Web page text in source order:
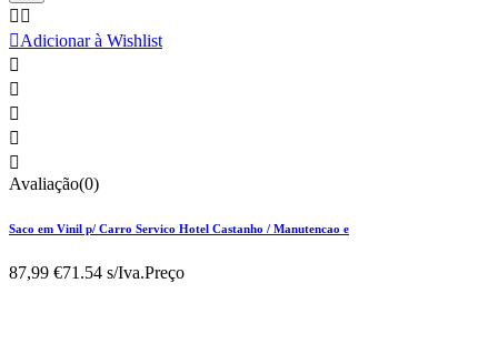
 
Adicionar à Wishlist





Avaliação(0)
Saco em Vinil p/ Carro Servico Hotel Castanho / Manutencao e
87,99 €71.54 s/Iva.Preço